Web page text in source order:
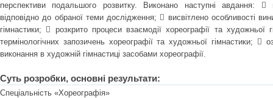
перспективи подальшого розвитку. Виконано наступні авдання: 
відповідно до обраної теми дослідження;  висвітлено особливості
гімнастики;  розкрито процеси взаємодії хореографії та художньої
термінологічних запозичень хореографії та художньої гімнастики; 
виконання в художній гімнастиці засобами хореографії.
Суть розробки, основні результати:
Спеціальність «Хореографія»